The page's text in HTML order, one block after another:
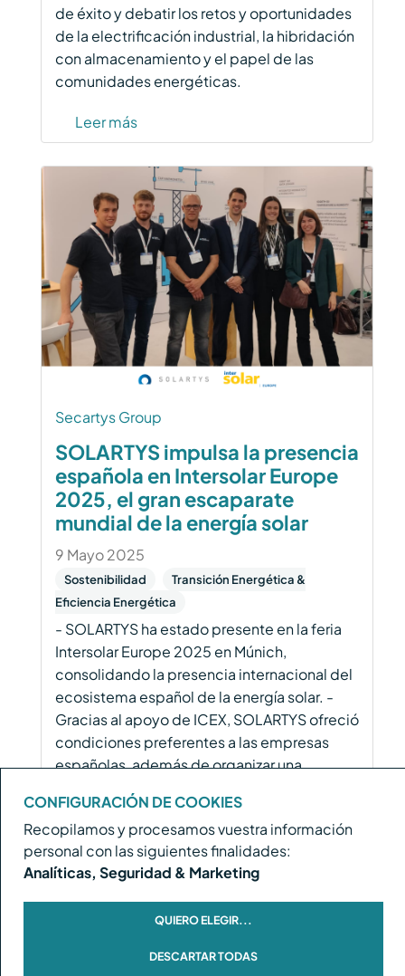
de éxito y debatir los retos y oportunidades
de la electrificación industrial, la hibridación
con almacenamiento y el papel de las
comunidades energéticas.
Leer más
Secartys Group
SOLARTYS impulsa la presencia
española en Intersolar Europe
2025, el gran escaparate
mundial de la energía solar
9 Mayo 2025
Sostenibilidad
Transición Energética &
Eficiencia Energética
- SOLARTYS ha estado presente en la feria
Intersolar Europe 2025 en Múnich,
consolidando la presencia internacional del
ecosistema español de la energía solar. -
Gracias al apoyo de ICEX, SOLARTYS ofreció
condiciones preferentes a las empresas
españolas, además de organizar una
facilitó nuevas sinergias empresariales.G35
Leer más
CONFIGURACIÓN DE COOKIES
Recopilamos y procesamos vuestra información
personal con las siguientes finalidades:
Analíticas, Seguridad & Marketing
QUIERO ELEGIR...
DESCARTAR TODAS